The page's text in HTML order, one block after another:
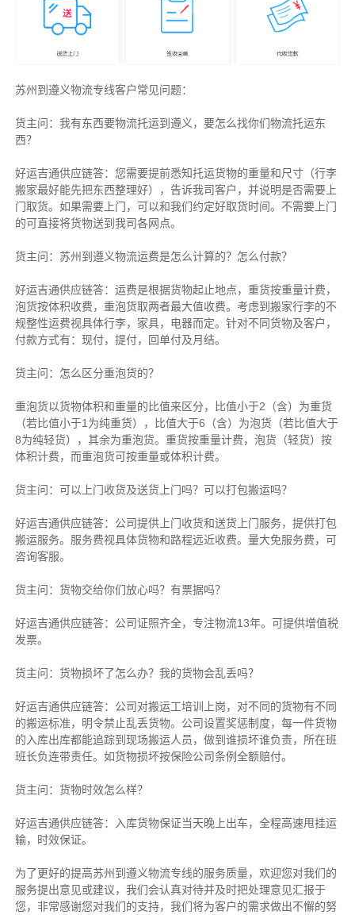
苏州到遵义物流专线客户常见问题：
货主问：我有东西要物流托运到遵义，要怎么找你们物流托运东
西？
好运吉通供应链答：您需要提前悉知托运货物的重量和尺寸（行李
搬家最好能先把东西整理好），告诉我司客户，并说明是否需要上
门取货。如果需要上门，可以和我们约定好取货时间。不需要上门
的可直接将货物送到我司各网点。
货主问：苏州到遵义物流运费是怎么计算的？怎么付款？
好运吉通供应链答：运费是根据货物起止地点，重货按重量计费，
泡货按体积收费，重泡货取两者最大值收费。考虑到搬家行李的不
规整性运费视具体行李，家具，电器而定。针对不同货物及客户，
付款方式有：现付，提付，回单付及月结。
货主问：怎么区分重泡货的？
重泡货以货物体积和重量的比值来区分，比值小于2（含）为重货
（若比值小于1为纯重货），比值大于6（含）为泡货（若比值大于
8为纯轻货），其余为重泡货。重货按重量计费，泡货（轻货）按
体积计费，而重泡货可按重量或体积计费。
货主问：可以上门收货及送货上门吗？可以打包搬运吗？
好运吉通供应链答：公司提供上门收货和送货上门服务，提供打包
搬运服务。服务费视具体货物和路程远近收费。量大免服务费，可
咨询客服。
货主问：货物交给你们放心吗？有票据吗？
好运吉通供应链答：公司证照齐全，专注物流13年。可提供增值税
发票。
货主问：货物损坏了怎么办？我的货物会乱丢吗？
好运吉通供应链答：公司对搬运工培训上岗，对不同的货物有不同
的搬运标准，明令禁止乱丢货物。公司设置奖惩制度，每一件货物
的入库出库都能追踪到现场搬运人员，做到谁损坏谁负责，所在班
班长负连带责任。如货物损坏按保险公司条例全额赔付。
货主问：货物时效怎么样？
好运吉通供应链答：入库货物保证当天晚上出车，全程高速甩挂运
输，时效保证。
为了更好的提高苏州到遵义物流专线的服务质量，欢迎您对我们的
服务提出意见或建议，我们会认真对待并及时把处理意见汇报于
您，非常感谢您对我们的支持，我们将为客户的需求做出不懈的努